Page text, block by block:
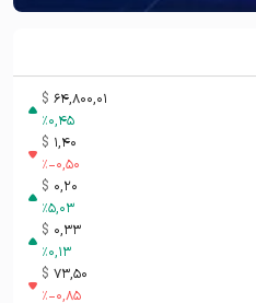
64,800,01
$
%0,45
1,40
$
%-0,50
0,20
$
%5,03
0,33
$
%0,13
73,50
$
%-0,85